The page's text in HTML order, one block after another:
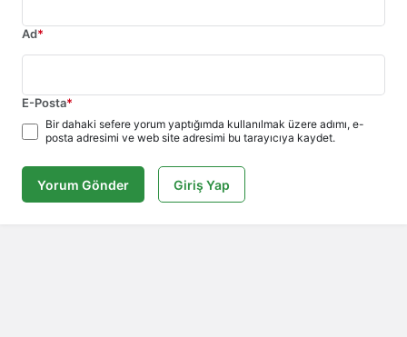
Ad*
E-Posta*
Bir dahaki sefere yorum yaptığımda kullanılmak üzere adımı, e-
posta adresimi ve web site adresimi bu tarayıcıya kaydet.
Yorum Gönder Giriş Yap